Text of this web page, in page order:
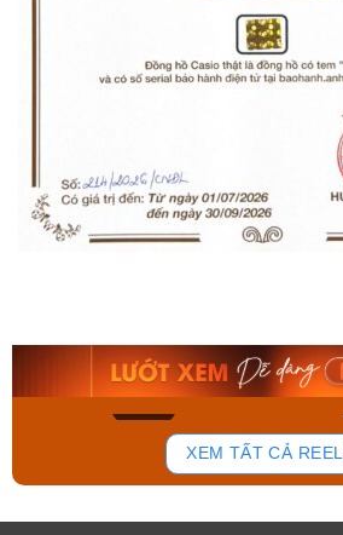
181
Mua ngay
XEM TẤT CẢ